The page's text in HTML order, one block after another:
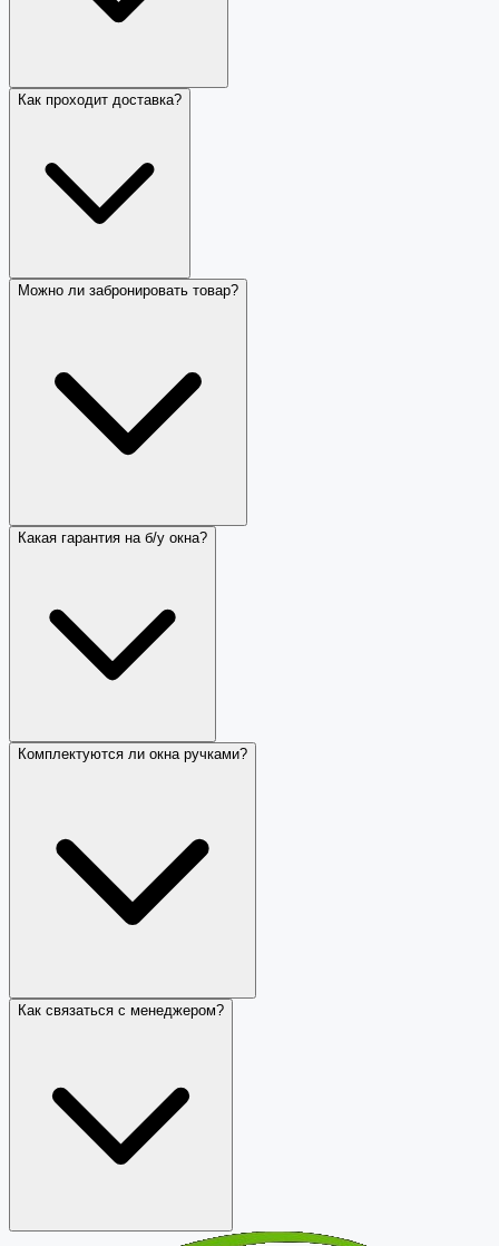
Как проходит доставка?
Можно ли забронировать товар?
Какая гарантия на б/у окна?
Комплектуются ли окна ручками?
Как связаться с менеджером?